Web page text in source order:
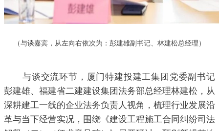
（与谈嘉宾，从左向右依次为：彭建雄副书记、林建松总经理）
与谈交流环节，厦门特建投建工集团党委副书记
彭建雄、福建省二建建设集团法务部总经理林建松，从
深耕建工一线的企业法务负责人视角，梳理行业发展沿
革与当下经营实况，围绕《建设工程施工合同纠纷司法